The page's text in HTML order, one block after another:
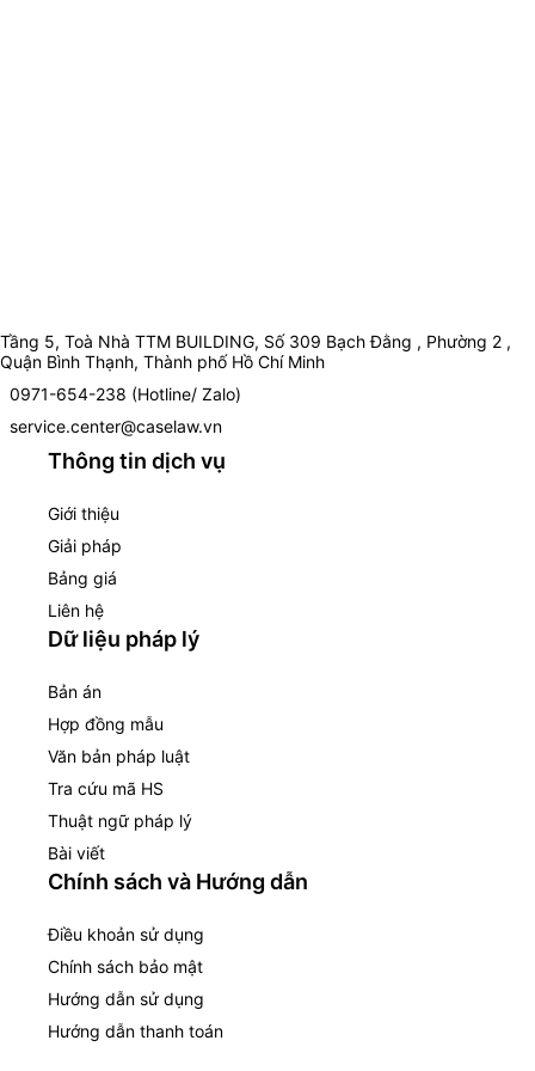
Tầng 5, Toà Nhà TTM BUILDING, Số 309 Bạch Đằng , Phường 2 ,
Quận Bình Thạnh, Thành phố Hồ Chí Minh
0971-654-238 (Hotline/ Zalo)
service.center@caselaw.vn
Thông tin dịch vụ
Giới thiệu
Giải pháp
Bảng giá
Liên hệ
Dữ liệu pháp lý
Bản án
Hợp đồng mẫu
Văn bản pháp luật
Tra cứu mã HS
Thuật ngữ pháp lý
Bài viết
Chính sách và Hướng dẫn
Điều khoản sử dụng
Chính sách bảo mật
Hướng dẫn sử dụng
Hướng dẫn thanh toán